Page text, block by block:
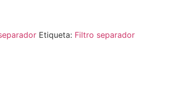
Etiqueta: Filtro separador